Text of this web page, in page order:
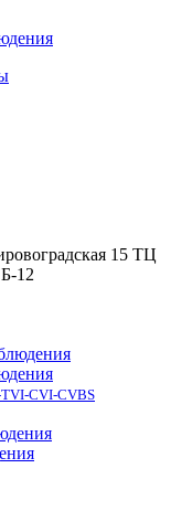
15 ТЦ
12
TVI-CVI-CVBS